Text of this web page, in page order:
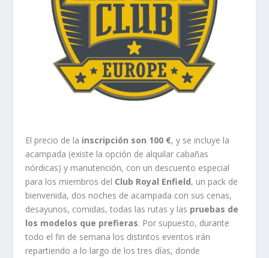
El precio de la inscripción son 100 €, y se incluye la
acampada (existe la opción de alquilar cabañas
nórdicas) y manutención, con un descuento especial
para los miembros del Club Royal Enfield, un pack de
bienvenida, dos noches de acampada con sus cenas,
desayunos, comidas, todas las rutas y las pruebas de
los modelos que prefieras. Por supuesto, durante
todo el fin de semana los distintos eventos irán
repartiendo a lo largo de los tres días, donde